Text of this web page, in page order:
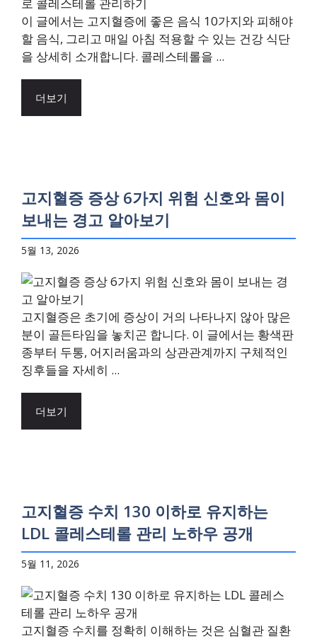
이 글에서는 고지혈증에 좋은 음식 10가지와 피해야
할 음식, 그리고 매일 아침 적용할 수 있는 건강 식단
을 상세히 소개합니다. 콜레스테롤을 ...
더보기
고지혈증 증상 6가지 위험 신호와 몸이
보내는 경고 알아보기
5월 13, 2026
고지혈증은 초기에 증상이 거의 나타나지 않아 많은
분이 골든타임을 놓치곤 합니다. 이 글에서는 황색판
종부터 두통, 어지러움과의 상관관계까지 구체적인
징후들을 자세히 ...
더보기
고지혈증 수치 130 이하로 유지하는
LDL 콜레스테롤 관리 노하우 공개
5월 11, 2026
고지혈증 수치를 정확히 이해하는 것은 심혈관 질환